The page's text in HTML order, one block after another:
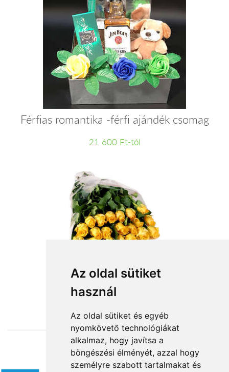
Az oldal sütiket
használ
Az oldal sütiket és egyéb
nyomkövető technológiákat
alkalmaz, hogy javítsa a
böngészési élményét, azzal hogy
személyre szabott tartalmakat és
Férfias romantika -férfi ajándék csomag
21 600 Ft-tól
20 szál sárga rózsa kötegben
44 000 Ft-tól
Elfogadott fizetési módok